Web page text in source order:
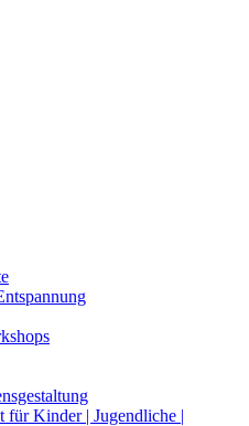
für Kinder | Jugendliche |